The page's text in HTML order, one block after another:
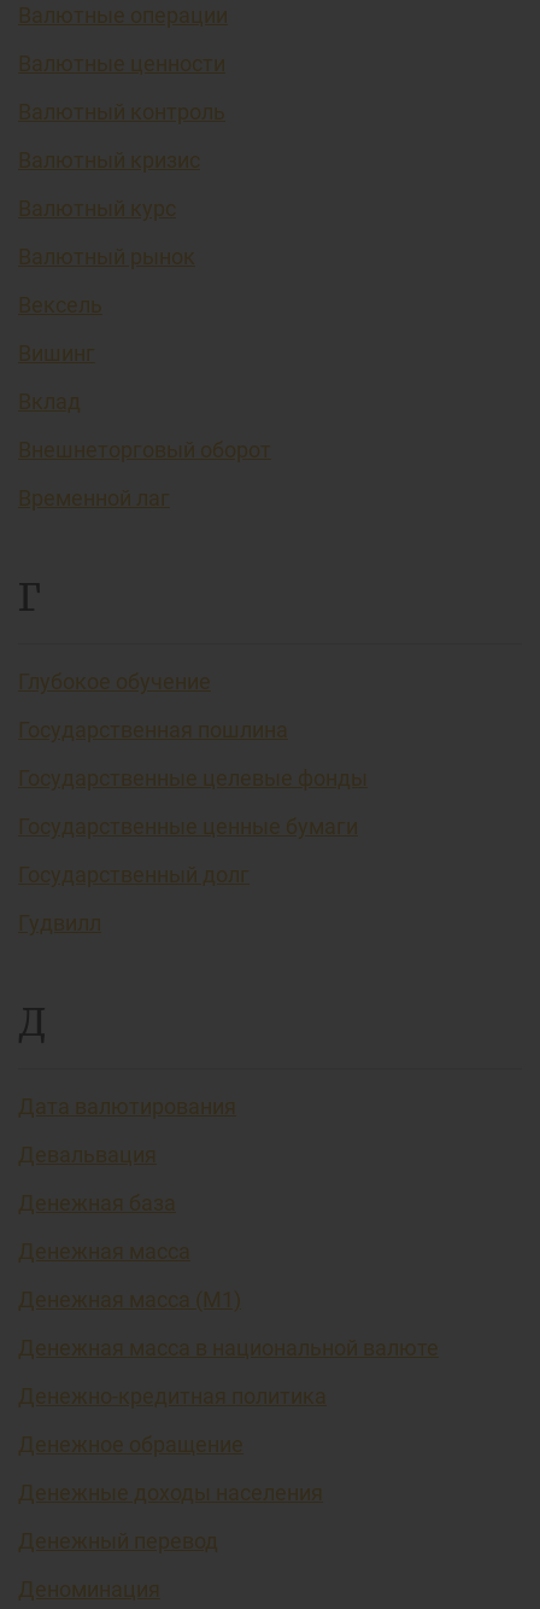
Валютные операции
Валютные ценности
Валютный контроль
Валютный кризис
Валютный курс
Валютный рынок
Вексель
Вишинг
Вклад
Внешнеторговый оборот
Временной лаг
Г
Глубокое обучение
Государственная пошлина
Государственные целевые фонды
Государственные ценные бумаги
Государственный долг
Гудвилл
Д
Дата валютирования
Девальвация
Денежная база
Денежная масса
Денежная масса (М1)
Денежная масса в национальной валюте
Денежно-кредитная политика
Денежное обращение
Денежные доходы населения
Денежный перевод
Деноминация